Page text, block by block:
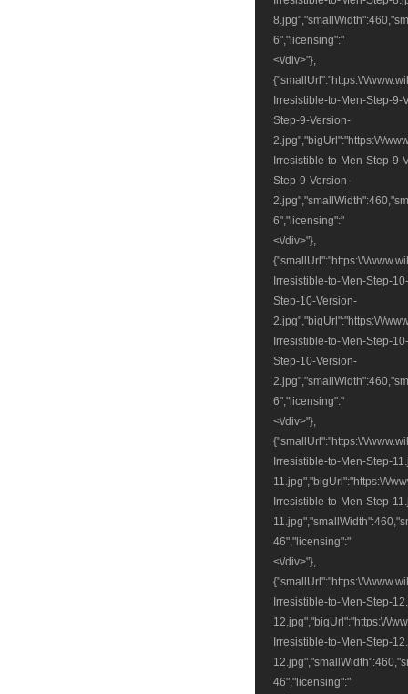
6","licensing":"
<\/div>"},
{"smallUrl":"https:\/\/
Irresistible-to-Men-Step-
Step-9-Version-
2.jpg","bigUrl":"https:\/\/
Irresistible-to-Men-Step-
Step-9-Version-
6","licensing":"
<\/div>"},
{"smallUrl":"https:\/\/
Irresistible-to-Men-Step-
Step-10-Version-
2.jpg","bigUrl":"https:\/\/
Irresistible-to-Men-Step-
Step-10-Version-
6","licensing":"
<\/div>"},
{"smallUrl":"https:\/\/
Irresistible-to-Men-Step-
11.jpg","bigUrl":"https:\/\/
Irresistible-to-Men-Step-
46","licensing":"
<\/div>"},
{"smallUrl":"https:\/\/
Irresistible-to-Men-Step-
12.jpg","bigUrl":"https:\/\/
Irresistible-to-Men-Step-
46","licensing":"